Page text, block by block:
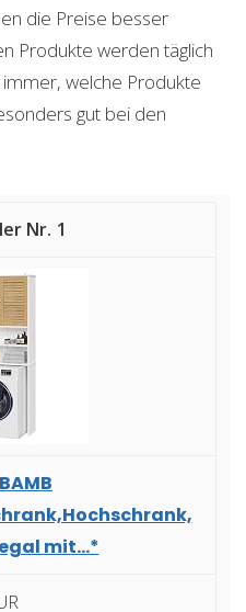
die Preise besser
Produkte werden täglich
immer, welche Produkte
gut bei den
1
mit...*